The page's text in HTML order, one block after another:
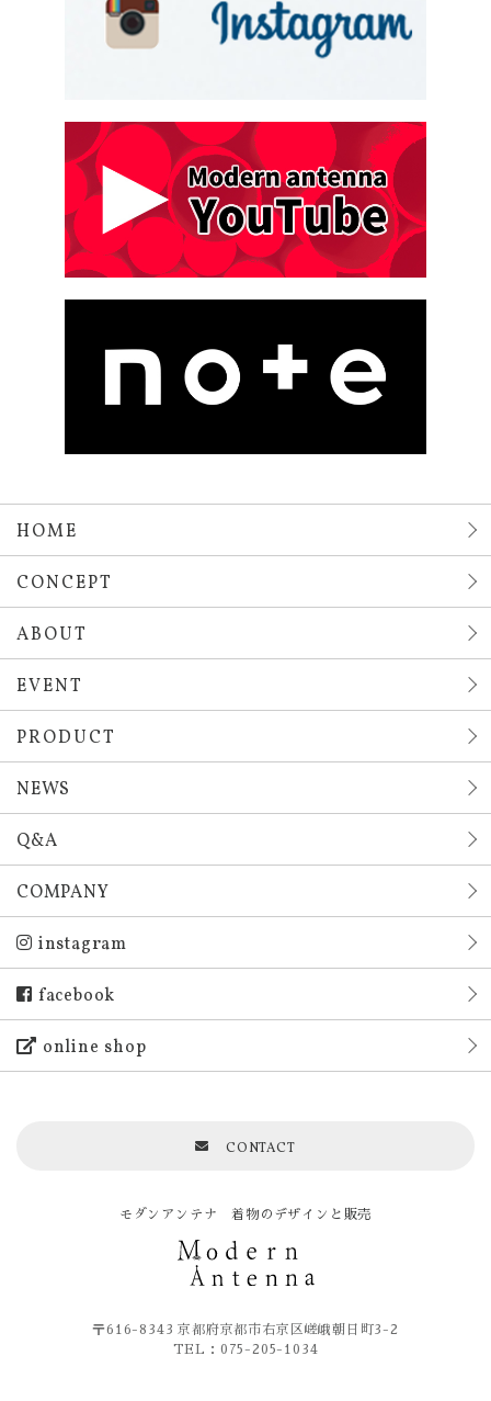
HOME
CONCEPT
ABOUT
EVENT
PRODUCT
NEWS
Q&A
COMPANY
instagram
facebook
online shop
CONTACT
モダンアンテナ 着物のデザインと販売
〒616-8343 京都府京都市右京区嵯峨朝日町3-2
TEL：075-205-1034